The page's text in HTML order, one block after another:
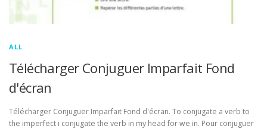
ALL
Télécharger Conjuguer Imparfait Fond
d'écran
Télécharger Conjuguer Imparfait Fond d'écran. To conjugate a verb to
the imperfect i conjugate the verb in my head for we in. Pour conjuguer